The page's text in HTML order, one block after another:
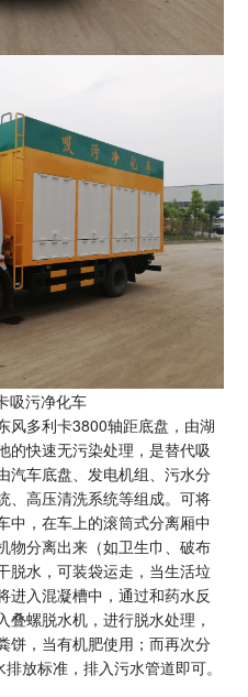
吸污净化车
风多利卡3800轴距底盘，由湖
的快速无污染处理，是替代吸
汽车底盘、发电机组、污水分
、高压清洗系统等组成。可将
中，在车上的滚筒式分离厢中
物分离出来（如卫生巾、破布
脱水，可装袋运走，当生活垃
进入混凝槽中，通过和药水反
螺脱水机，进行脱水处理，
饼，当有机肥使用；而再次分
放标准，排入污水管道即可。